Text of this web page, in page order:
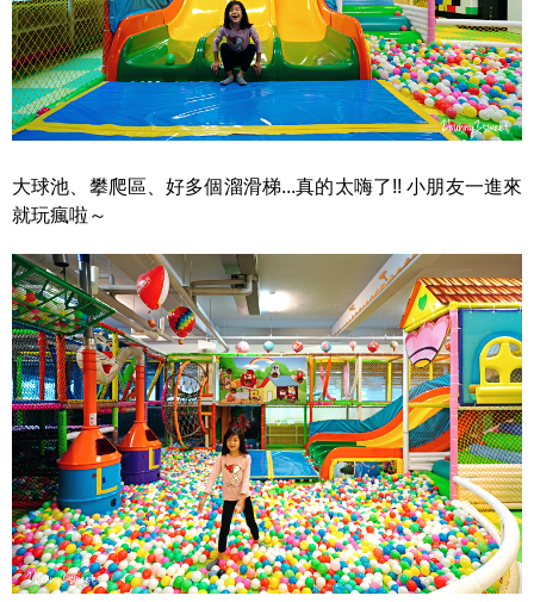
大球池、攀爬區、好多個溜滑梯...真的太嗨了!! 小朋友一進來
就玩瘋啦～